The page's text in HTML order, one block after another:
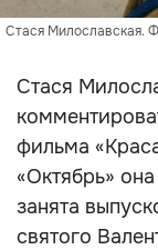
Стася Милославская.
Стася
фильма
«Октябрь»
занята
святого